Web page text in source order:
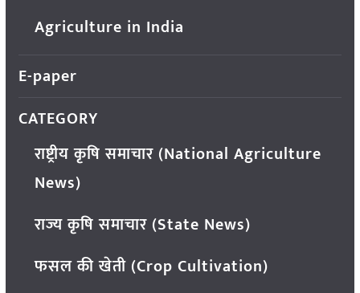
Agriculture in India
E-paper
CATEGORY
राष्ट्रीय कृषि समाचार (National Agriculture
News)
राज्य कृषि समाचार (State News)
फसल की खेती (Crop Cultivation)